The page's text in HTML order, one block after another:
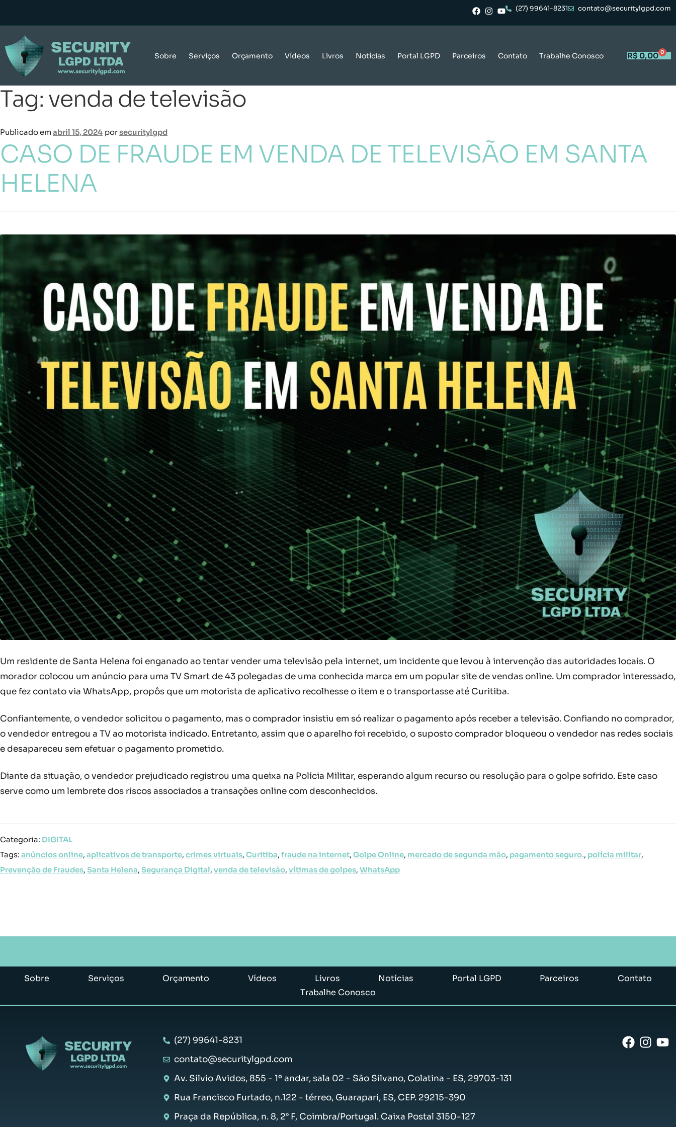
(27) 99641-8231 contato@securitylgpd.com
Sobre Serviços Orçamento Vídeos Livros Notícias Portal LGPD Parceiros Contato Trabalhe Conosco R$ 0,00 0
Tag: venda de televisão
Publicado emabril 15, 2024 porsecuritylgpd
CASO DE FRAUDE EM VENDA DE TELEVISÃO EM SANTA
HELENA
Um residente de Santa Helena foi enganado ao tentar vender uma televisão pela internet, um incidente que levou à intervenção das autoridades locais. O
morador colocou um anúncio para uma TV Smart de 43 polegadas de uma conhecida marca em um popular site de vendas online. Um comprador interessado,
que fez contato via WhatsApp, propôs que um motorista de aplicativo recolhesse o item e o transportasse até Curitiba.
Confiantemente, o vendedor solicitou o pagamento, mas o comprador insistiu em só realizar o pagamento após receber a televisão. Confiando no comprador,
o vendedor entregou a TV ao motorista indicado. Entretanto, assim que o aparelho foi recebido, o suposto comprador bloqueou o vendedor nas redes sociais
e desapareceu sem efetuar o pagamento prometido.
Diante da situação, o vendedor prejudicado registrou uma queixa na Polícia Militar, esperando algum recurso ou resolução para o golpe sofrido. Este caso
serve como um lembrete dos riscos associados a transações online com desconhecidos.
Categoria: DIGITAL
Tags: anúncios online, aplicativos de transporte, crimes virtuais, Curitiba, fraude na internet, Golpe Online, mercado de segunda mão, pagamento seguro., polícia militar,
Prevenção de Fraudes, Santa Helena, Segurança Digital, venda de televisão, vítimas de golpes, WhatsApp
Sobre Serviços Orçamento Vídeos Livros Notícias Portal LGPD Parceiros
Contato
Trabalhe Conosco
(27) 99641-8231
contato@securitylgpd.com
Av. Silvio Avidos, 855 - 1º andar, sala 02 - São Silvano, Colatina - ES, 29703-131
Rua Francisco Furtado, n.122 - térreo, Guarapari, ES, CEP. 29215-390
Praça da República, n. 8, 2° F, Coimbra/Portugal. Caixa Postal 3150-127